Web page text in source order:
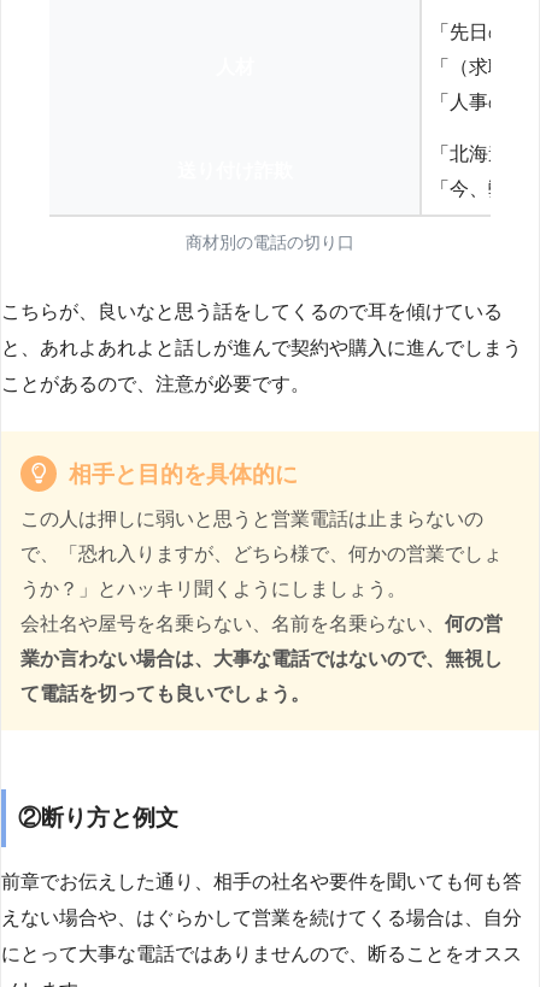
「先日の
「（求職
「人事の方
「北海道
「今、弊
商材別の電話の切り口
こちらが、良いなと思う話をしてくるので耳を傾けている
と、あれよあれよと話しが進んで契約や購入に進んでしまう
ことがあるので、注意が必要です。
相手と目的を具体的に
この人は押しに弱いと思うと営業電話は止まらないの
で、「恐れ入りますが、どちら様で、何かの営業でしょ
うか？」とハッキリ聞くようにしましょう。
会社名や屋号を名乗らない、名前を名乗らない、 何の営
業か言わない場合は、大事な電話ではないので、無視し
て電話を切っても良いでしょう。
②断り方と例文
前章でお伝えした通り、相手の社名や要件を聞いても何も答
えない場合や、はぐらかして営業を続けてくる場合は、自分
にとって大事な電話ではありませんので、断ることをオスス